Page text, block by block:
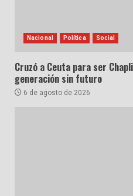
Nacional Política Social
Cruzó a Ceuta para ser
generación sin futuro
6 de agosto de 2026